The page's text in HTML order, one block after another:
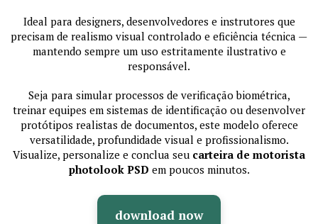
Ideal para designers, desenvolvedores e instrutores que
precisam de realismo visual controlado e eficiência técnica —
mantendo sempre um uso estritamente ilustrativo e
responsável.
Seja para simular processos de verificação biométrica,
treinar equipes em sistemas de identificação ou desenvolver
protótipos realistas de documentos, este modelo oferece
versatilidade, profundidade visual e profissionalismo.
Visualize, personalize e conclua seu carteira de motorista
photolook PSD em poucos minutos.
download now